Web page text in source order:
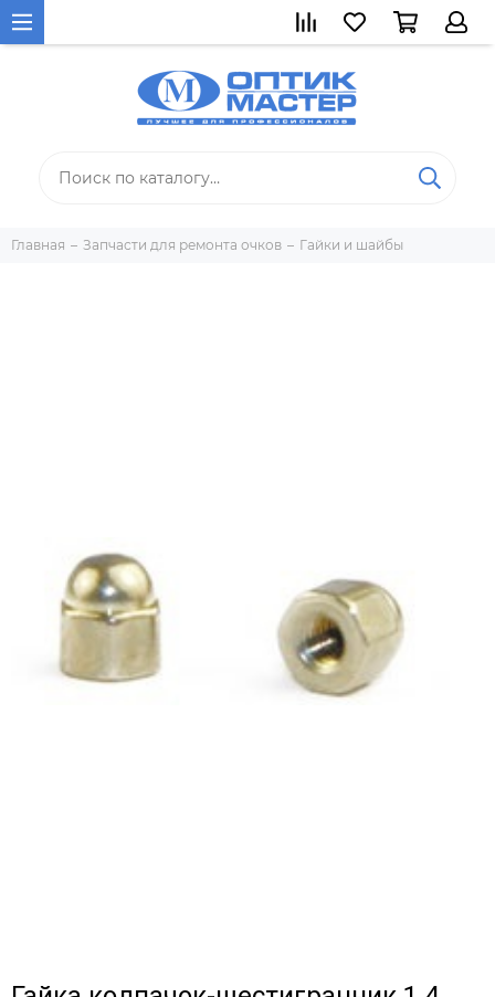
Главная Запчасти для ремонта очков Гайки и шайбы